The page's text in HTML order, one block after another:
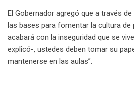
El Gobernador agregó que a través
las bases para fomentar la cultura de
acabará con la inseguridad que se
explicó-, ustedes deben tomar su
mantenerse en las aulas”.